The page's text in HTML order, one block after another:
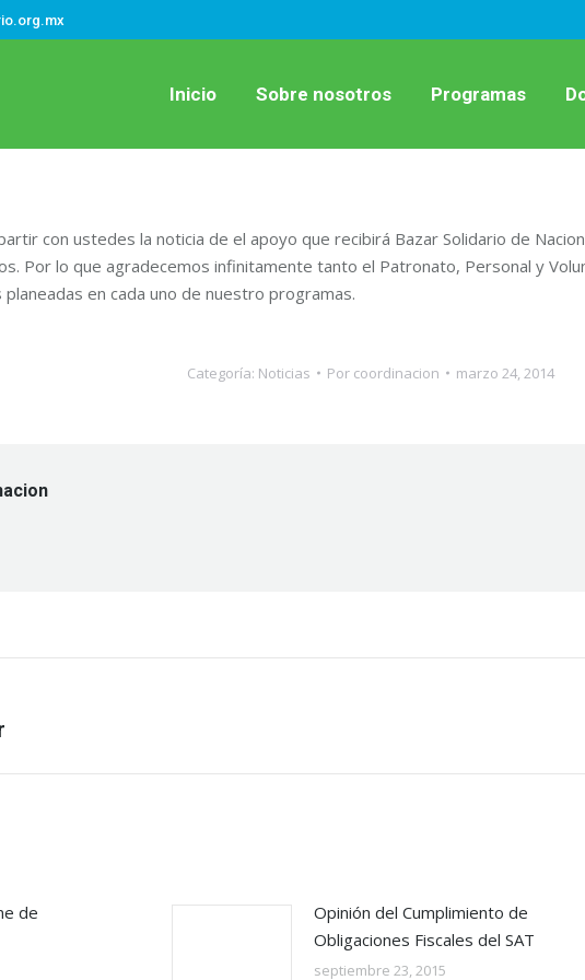
Inicio Sobre nosotros Programas
con ustedes la noticia de el apoyo que recibirá Bazar Solidario de
Por lo que agradecemos infinitamente tanto el Patronato, Personal y
en cada uno de nuestro programas.
Categoría: Noticias Por coordinacion marzo 24, 2014
de
Opinión del Cumplimiento de
Obligaciones Fiscales del SAT
septiembre 23, 2015